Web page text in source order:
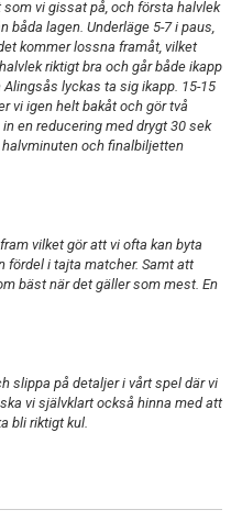
vi gissat på, och första halvlek
lagen. Underläge 5-7 i paus,
kommer lossna framåt, vilket
riktigt bra och går både ikapp
lyckas ta sig ikapp. 15-15
vi igen helt bakåt och gör två
en reducering med drygt 30 sek
och finalbiljetten
vilket gör att vi ofta kan byta
fördel i tajta matcher. Samt att
bäst när det gäller som mest. En
slippa på detaljer i vårt spel där vi
vi självklart också hinna med att
bli riktigt kul.